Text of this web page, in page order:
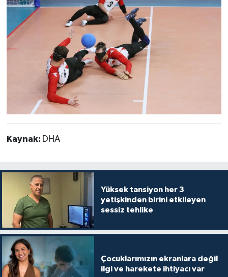
Kaynak: DHA
Yüksek tansiyon her 3
yetişkinden birini etkileyen
sessiz tehlike
Çocuklarımızın ekranlara değil
ilgi ve harekete ihtiyacı var